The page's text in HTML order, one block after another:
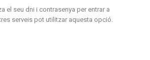
el seu dni i contrasenya per entrar a
serveis pot utilitzar aquesta opció.